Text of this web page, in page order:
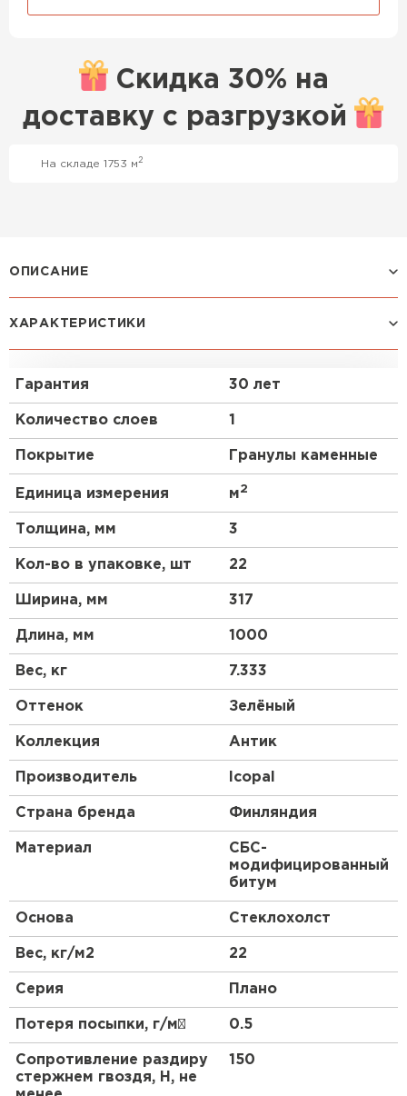
Скидка 30% на
доставку с разгрузкой
На складе 1753 м 2
ОПИСАНИЕ
Plano Antik позволяет получить кровлю,
площади скатах кровли.
Структура материала
Антиадгезионная полиэтиленовая пленка
Клеевая полоса
Мелкозернистая посыпка
СБС-модифицированный битум
Битумный СБС-модифицированный материал на
основе из стеклохолста с крупнозернистой
посыпкой на верхней стороне, мелкозернистой
посыпкой и полосой клеевого битума шириной 180
антиадгезионной полиэтиленовой пленкой,
монтажом.
ХАРАКТЕРИСТИКИ
Гарантия 30 лет
Количество слоев 1
Покрытие Гранулы каменные
Единица измерения м2
Толщина, мм 3
Кол-во в упаковке, шт 22
Ширина, мм 317
Длина, мм 1000
Вес, кг 7.333
Оттенок Зелёный
Коллекция Антик
Производитель Icopal
Страна бренда Финляндия
Материал
СБС-
модифицированный
битум
Основа Стеклохолст
Вес, кг/м2 22
Серия Плано
Потеря посыпки, г/м² 0.5
Сопротивление раздиру
стержнем гвоздя, Н, не
150